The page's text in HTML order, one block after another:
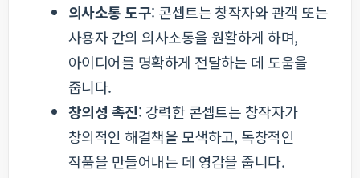
의사소통 도구: 콘셉트는 창작자와 관객 또는
사용자 간의 의사소통을 원활하게 하며,
아이디어를 명확하게 전달하는 데 도움을
줍니다.
창의성 촉진: 강력한 콘셉트는 창작자가
창의적인 해결책을 모색하고, 독창적인
작품을 만들어내는 데 영감을 줍니다.